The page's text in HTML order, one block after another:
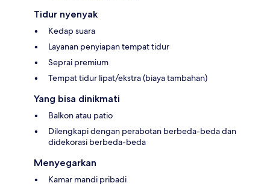
Tidur nyenyak
Kedap suara
Layanan penyiapan tempat tidur
Seprai premium
Tempat tidur lipat/ekstra (biaya tambahan)
Yang bisa dinikmati
Balkon atau patio
Dilengkapi dengan perabotan berbeda-beda dan
didekorasi berbeda-beda
Menyegarkan
Kamar mandi pribadi